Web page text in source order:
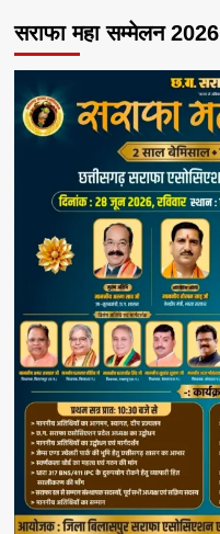
सराफा महा सम्मेलन 2026